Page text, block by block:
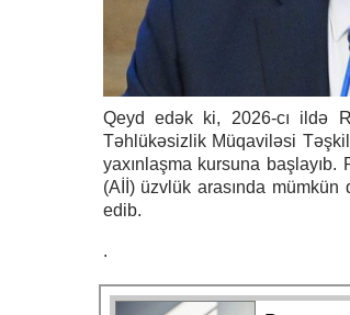
Qeyd edək ki, 2026-cı ildə
Təhlükəsizlik Müqaviləsi
yaxınlaşma kursuna
(Aİİ) üzvlük arasında
edib.
.